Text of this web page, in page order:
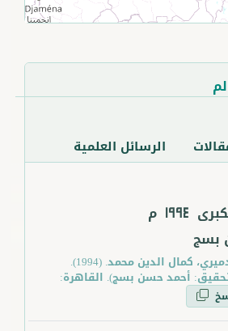
الرسائل العلمية
1994 م
بسج
الدميري، كمال الدين محمد. (1994).
أحمد حسن بسج). القاهرة: